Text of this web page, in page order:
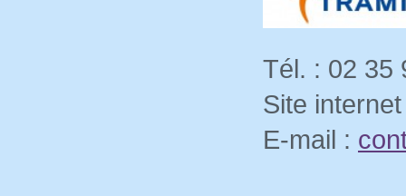
Tél. : 02 35
Site
E-mail :